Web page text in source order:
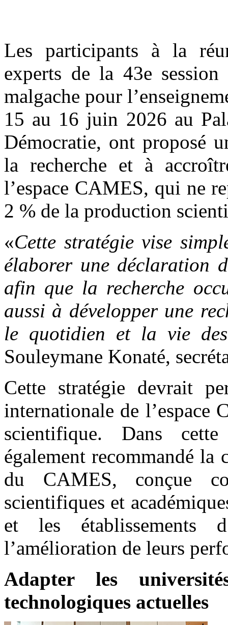
Les participants à la
experts de la 43e
malgache pour
15 au 16 juin 2026 au
Démocratie, ont proposé
la recherche et à
l’espace CAMES, qui ne
2 % de la production
«Cette stratégie vise
élaborer une déclaration
afin que la recherche
aussi à développer une
le quotidien et la vie
Souleymane Konaté,
Cette stratégie devrait
internationale de l’espace
scientifique. Dans
également recommandé la
du CAMES, conçue
scientifiques et
et les établissements
l’amélioration de leurs
Adapter les
technologiques actuelles